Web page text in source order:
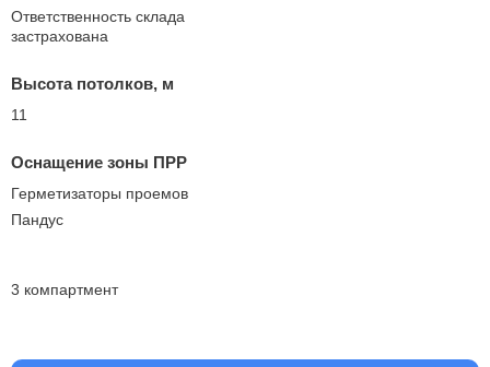
Ответственность склада
застрахована
Высота потолков, м
11
Оснащение зоны ПРР
Герметизаторы проемов
Пандус
3 компартмент